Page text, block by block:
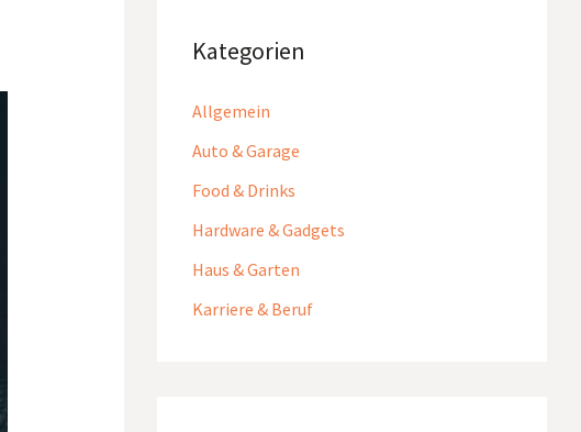
Kategorien
Allgemein
Auto & Garage
Food & Drinks
Hardware & Gadgets
Haus & Garten
Karriere & Beruf